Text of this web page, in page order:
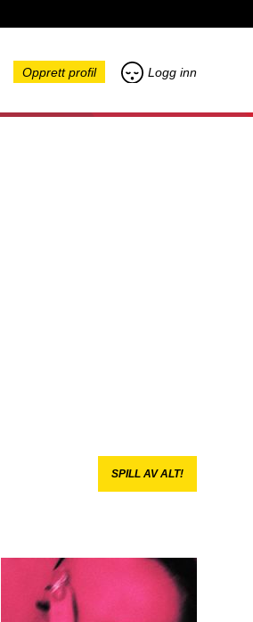
Opprett profil Logg inn
SPILL AV ALT!